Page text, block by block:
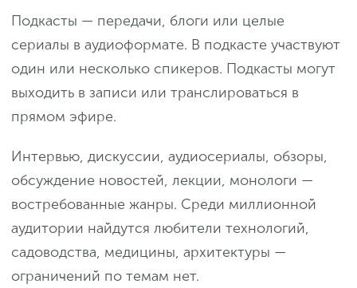
Подкасты — передачи, блоги или целые
сериалы в аудиоформате. В подкасте участвуют
один или несколько спикеров. Подкасты могут
выходить в записи или транслироваться в
прямом эфире.
Интервью, дискуссии, аудиосериалы, обзоры,
обсуждение новостей, лекции, монологи —
востребованные жанры. Среди миллионной
аудитории найдутся любители технологий,
садоводства, медицины, архитектуры —
ограничений по темам нет.